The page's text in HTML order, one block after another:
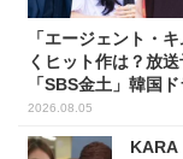
「エージェント・
くヒット作は？放
「SBS金土」韓国
2026.08.05
KARA